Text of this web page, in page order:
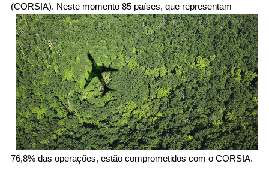
(CORSIA). Neste momento 85 países, que representam
76,8% das operações, estão comprometidos com o CORSIA.